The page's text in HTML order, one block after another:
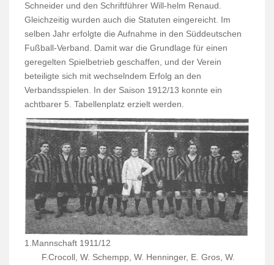
Schneider und den Schriftführer Will-helm Renaud.
Gleichzeitig wurden auch die Statuten eingereicht. Im
selben Jahr erfolgte die Aufnahme in den Süddeutschen
Fußball-Verband. Damit war die Grundlage für einen
geregelten Spielbetrieb geschaffen, und der Verein
beteiligte sich mit wechselndem Erfolg an den
Verbandsspielen. In der Saison 1912/13 konnte ein
achtbarer 5. Tabellenplatz erzielt werden.
1.Mannschaft 1911/12
F.Crocoll, W. Schempp, W. Henninger, E. Gros, W.